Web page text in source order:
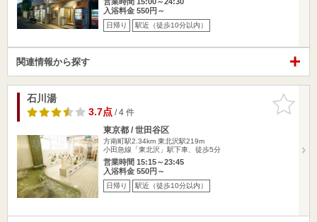
入浴料金 550円～
日帰り 駅近（徒歩10分以内）
関連情報から探す
お気に入
りに追加
石川湯
3.7点/ 4 件
東京都 / 世田谷区
方南町駅2.34km 東北沢駅219m
小田急線「東北沢」駅下車、徒歩5分
営業時間 15:15～23:45
入浴料金 550円～
日帰り 駅近（徒歩10分以内）